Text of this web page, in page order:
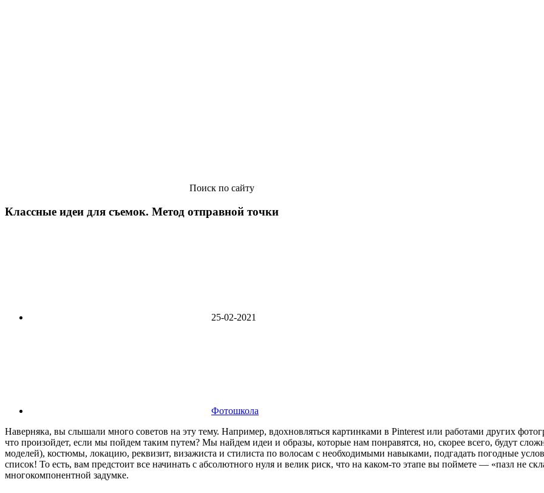
Поиск по сайту
Классные идеи для съемок. Метод отправной точки
25-02-2021
Фотошкола
Наверняка, вы слышали много советов на эту тему. Например, вдохновляться картинками в Pinterest или работами других
что произойдет, если мы пойдем таким путем? Мы найдем идеи и образы, которые нам понравятся, но, скорее всего, будут
моделей), костюмы, локацию, реквизит, визажиста и стилиста по волосам с необходимыми навыками, подгадать погодные
список! То есть, вам предстоит все начинать с абсолютного нуля и велик риск, что на каком-то этапе вы поймете — «пазл не
многокомпонентной задумке.